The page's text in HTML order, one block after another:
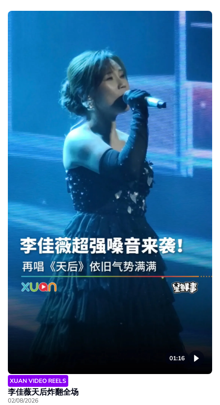
01:16
XUAN VIDEO REELS
李佳薇天后炸翻全场
02/08/2026